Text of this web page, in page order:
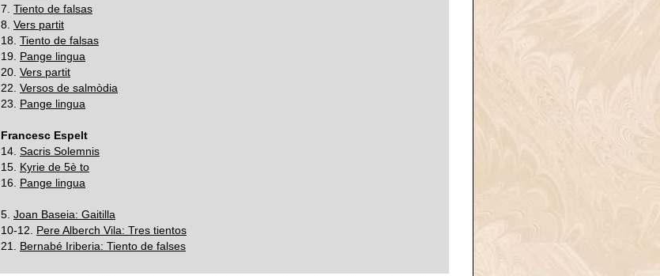
7. Tiento de falsas
8. Vers partit
18. Tiento de falsas
19. Pange lingua
20. Vers partit
22. Versos de salmòdia
23. Pange lingua
Francesc Espelt
14. Sacris Solemnis
15. Kyrie de 5è to
16. Pange lingua
5. Joan Baseia: Gaitilla
10-12. Pere Alberch Vila: Tres tientos
21. Bernabé Iriberia: Tiento de falses